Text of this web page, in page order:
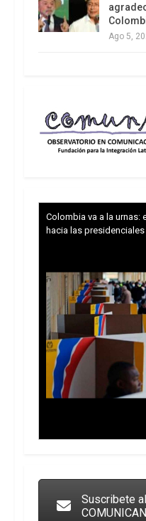
Ago 5,
Colombia va a la urnas:
hacia las presidenciales
Suscribete
COMUNICAN